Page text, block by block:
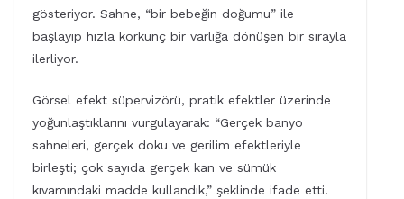
gösteriyor. Sahne, “bir bebeğin doğumu” ile
başlayıp hızla korkunç bir varlığa dönüşen bir sırayla
ilerliyor.
Görsel efekt süpervizörü, pratik efektler üzerinde
yoğunlaştıklarını vurgulayarak: “Gerçek banyo
sahneleri, gerçek doku ve gerilim efektleriyle
birleşti; çok sayıda gerçek kan ve sümük
kıvamındaki madde kullandık,” şeklinde ifade etti.